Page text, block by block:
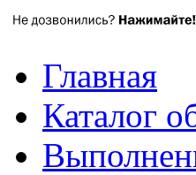
Главная
Каталог